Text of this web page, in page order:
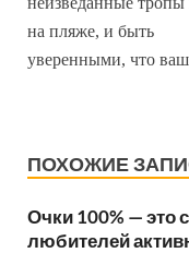
на пляже, и быть
уверенными, что
ПОХОЖИЕ
Очки 100% — это
любителей